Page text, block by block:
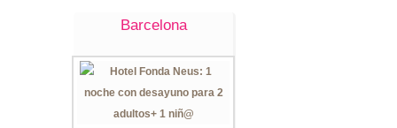
Barcelona